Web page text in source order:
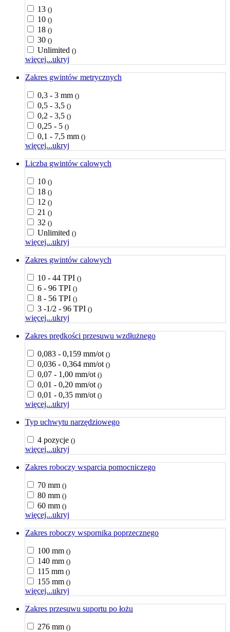
13 ()
10 ()
18 ()
30 ()
Unlimited ()
więcej...ukryj
Zakres gwintów metrycznych
0,3 - 3 mm ()
0,5 - 3,5 ()
0,2 - 3,5 ()
0,25 - 5 ()
0,1 - 7,5 mm ()
więcej...ukryj
Liczba gwintów calowych
10 ()
18 ()
12 ()
21 ()
32 ()
Unlimited ()
więcej...ukryj
Zakres gwintów calowych
10 - 44 TPI ()
6 - 96 TPI ()
8 - 56 TPI ()
3 -1/2 - 96 TPI ()
więcej...ukryj
Zakres prędkości przesuwu wzdłużnego
0,083 - 0,159 mm/ot ()
0,036 - 0,364 mm/ot ()
0,07 - 1,00 mm/ot ()
0,01 - 0,20 mm/ot ()
0,01 - 0,35 mm/ot ()
więcej...ukryj
Typ uchwytu narzędziowego
4 pozycje ()
więcej...ukryj
Zakres roboczy wsparcia pomocniczego
70 mm ()
80 mm ()
60 mm ()
więcej...ukryj
Zakres roboczy wspornika poprzecznego
100 mm ()
140 mm ()
115 mm ()
155 mm ()
więcej...ukryj
Zakres przesuwu suportu po łożu
276 mm ()